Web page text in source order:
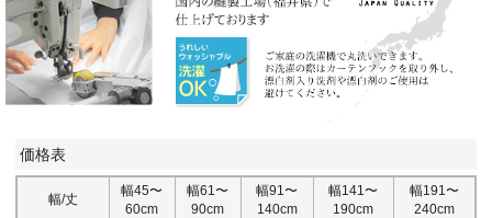
価格表
幅/丈
幅45〜
60cm
幅61〜
90cm
幅91〜
140cm
幅141〜
190cm
幅191〜
240cm